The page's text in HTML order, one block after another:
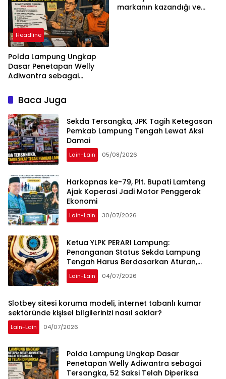
Headline
Polda Lampung Ungkap
Dasar Penetapan Welly
Adiwantra sebagai
Diperiksa
markanın kazandığı ve
Baca Juga
Sekda Tersangka, JPK Tagih Ketegasan
Pemkab Lampung Tengah Lewat Aksi
Damai
Lain-Lain 05/08/2026
Harkopnas ke-79, Plt. Bupati Lamteng
Ajak Koperasi Jadi Motor Penggerak
Ekonomi
Lain-Lain 30/07/2026
Ketua YLPK PERARI Lampung:
Penanganan Status Sekda Lampung
Tengah Harus Berdasarkan Aturan,
Bukan Tekanan Opini
Lain-Lain 04/07/2026
Slotbey sitesi koruma modeli, internet tabanlı kumar
sektöründe kişisel bilgilerinizi nasıl saklar?
Lain-Lain 04/07/2026
Polda Lampung Ungkap Dasar
Penetapan Welly Adiwantra sebagai
Tersangka, 52 Saksi Telah Diperiksa